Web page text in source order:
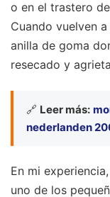
o en el trastero
Cuando vuelven
anilla de goma
resecado y
🔗 Leer más:
nederlanden
En mi
uno de los